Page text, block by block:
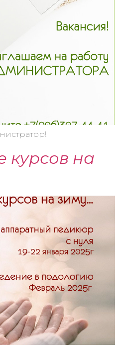
курсов на